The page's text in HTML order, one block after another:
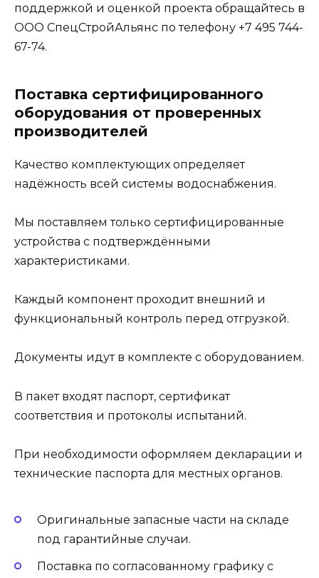
поддержкой и оценкой проекта обращайтесь в
ООО СпецСтройАльянс по телефону +7 495 744-
67-74.
Поставка сертифицированного
оборудования от проверенных
производителей
Качество комплектующих определяет
надёжность всей системы водоснабжения.
Мы поставляем только сертифицированные
устройства с подтверждёнными
характеристиками.
Каждый компонент проходит внешний и
функциональный контроль перед отгрузкой.
Документы идут в комплекте с оборудованием.
В пакет входят паспорт, сертификат
соответствия и протоколы испытаний.
При необходимости оформляем декларации и
технические паспорта для местных органов.
Оригинальные запасные части на складе
под гарантийные случаи.
Поставка по согласованному графику с